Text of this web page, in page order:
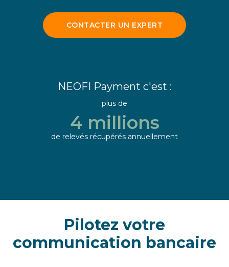
CONTACTER UN EXPERT
NEOFI Payment c'est :
plus de
4 millions
de relevés récupérés annuellement
Pilotez votre
communication bancaire